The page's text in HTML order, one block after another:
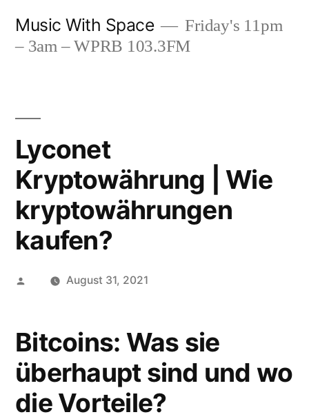
Music With Space
Friday's 11pm
– 3am – WPRB 103.3FM
Lyconet
Kryptowährung | Wie
kryptowährungen
kaufen?
Posted August 31, 2021
Bitcoins: Was sie
überhaupt sind und wo
die Vorteile?